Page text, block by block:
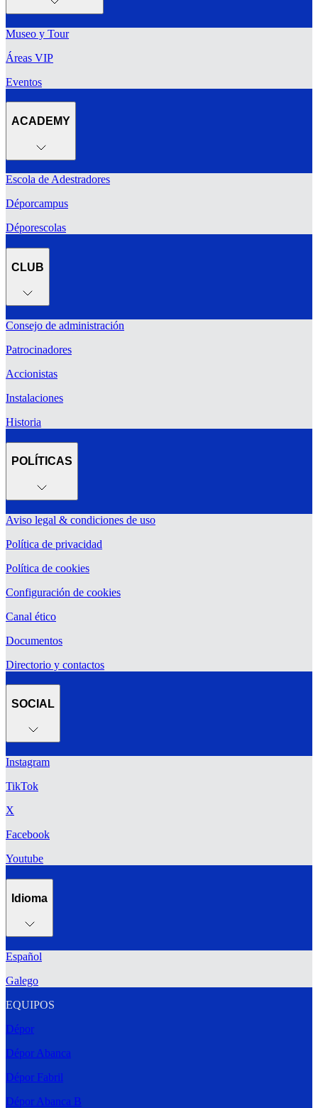
Museo y Tour
Áreas VIP
Eventos
ACADEMY
Escola de Adestradores
Déporcampus
Déporescolas
CLUB
Consejo de administración
Patrocinadores
Accionistas
Instalaciones
Historia
POLÍTICAS
Aviso legal & condiciones de uso
Política de privacidad
Política de cookies
Configuración de cookies
Canal ético
Documentos
Directorio y contactos
SOCIAL
Instagram
TikTok
X
Facebook
Youtube
Idioma
Español
Galego
EQUIPOS
Dépor
Dépor Abanca
Dépor Fabril
Dépor Abanca B